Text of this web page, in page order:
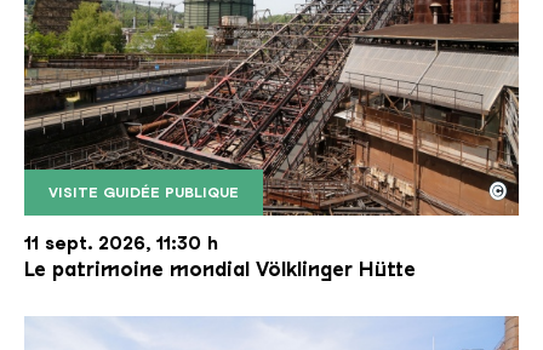
VISITE GUIDÉE PUBLIQUE
Le monte-charge incliné de la Völklinger Hütte
Copyright: Weltkulturerbe Völklinger Hütte | Karl
©
11 sept. 2026, 11:30 h
Le patrimoine mondial Völklinger Hütte